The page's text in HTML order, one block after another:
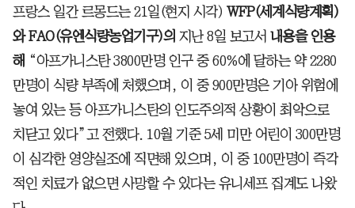
프랑스 일간 르몽드는 21일(현지 시각) WFP(세계식량계획)
와 FAO(유엔식량농업기구)의 지난 8일 보고서 내용을 인용
해 “아프가니스탄 3800만명 인구 중 60%에 달하는 약 2280
만명이 식량 부족에 처했으며, 이 중 900만명은 기아 위험에
놓여 있는 등 아프가니스탄의 인도주의적 상황이 최악으로
치닫고 있다”고 전했다. 10월 기준 5세 미만 어린이 300만명
이 심각한 영양실조에 직면해 있으며, 이 중 100만명이 즉각
적인 치료가 없으면 사망할 수 있다는 유니세프 집계도 나왔